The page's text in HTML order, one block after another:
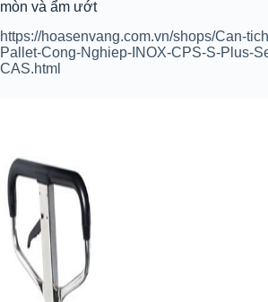
mòn và ẩm ướt
https://hoasenvang.com.vn/shops/Can-
Pallet-Cong-Nghiep-INOX-CPS-S-Plus-
CAS.html